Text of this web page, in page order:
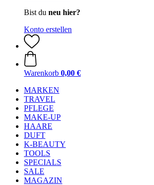
Bist du neu hier?
Konto erstellen
Warenkorb 0,00 €
MARKEN
TRAVEL
PFLEGE
MAKE-UP
HAARE
DUFT
K-BEAUTY
TOOLS
SPECIALS
SALE
MAGAZIN